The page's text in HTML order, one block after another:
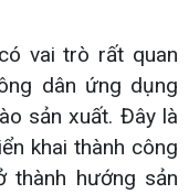
vai trò rất quan
dân ứng dụng
sản xuất. Đây là
khai thành công
thành hướng sản